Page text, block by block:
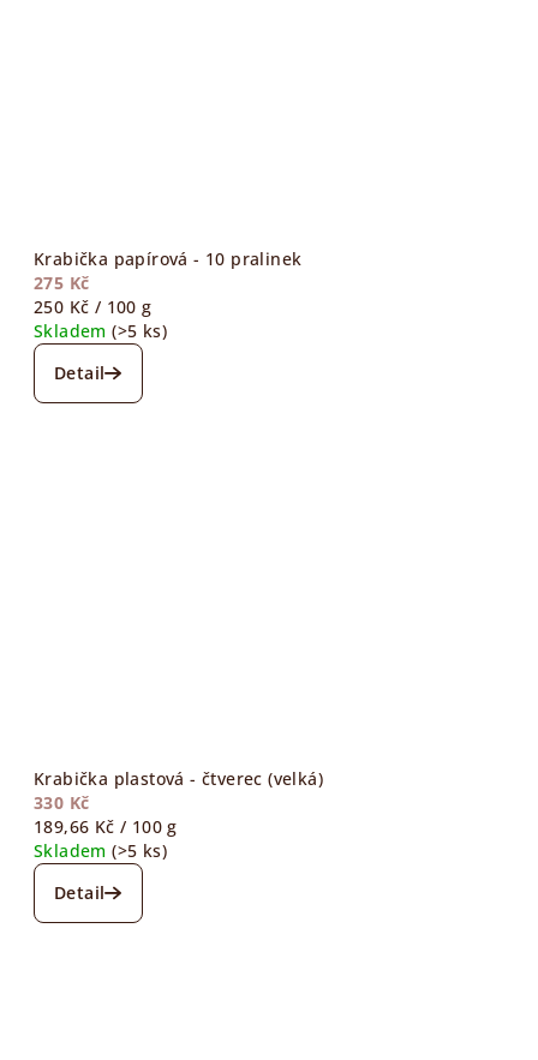
Krabička papírová - 10 pralinek
275 Kč
Měrná
cena:
250 Kč / 100 g
Skladem(>5 ks)
Detail
Krabička plastová - čtverec (velká)
330 Kč
Měrná
cena:
189,66 Kč / 100 g
Skladem(>5 ks)
Detail